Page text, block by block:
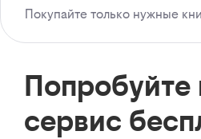
Покупайте только нужные
Попробуйте
сервис